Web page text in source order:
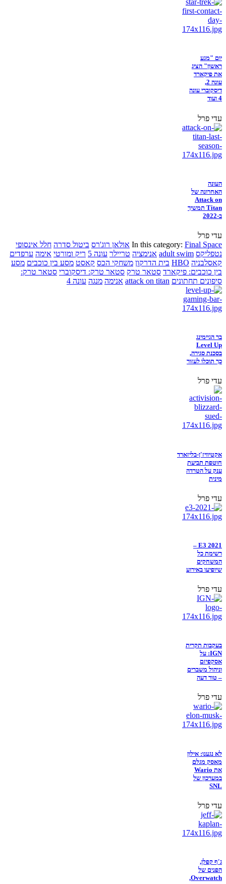
יום "מגע
ראשון" הציג
את פיקארד
עונה 2,
דיסקוברי עונה
4 ועוד
עדי פרל
העונה
האחרונה של
Attack on
Titan תמשיך
ב-2022
עדי פרל
In this category: Final Space אולאן רוג'רס ביטול סדרה חלל אינסופי
נטפליקס adult swim אנימציה טריילר עונה 5 ריק ומורטי אימה ערפדים
קאסלבניה HBO בית הדרקון משחקי הכס קאסט מסע בין כוכבים מסע
בין כוכבים: פיקארד סטאר טרק סטאר טרק: דיסקוברי סטאר טרק:
סיפונים תחתונים attack on titan אנימה מנגה עונה 4
בר הגיימינג
Level Up
בסכנת סגירה,
כך תוכלו לעזור
עדי פרל
אקטיוויז'ן-בליזארד
חוטפת תביעת
ענק על הטרדה
מינית
עדי פרל
E3 2021 –
רשימת כל
המשחקים
שיופיעו באירוע
עדי פרל
בעקבות תקרית
IGN: על
אסקפיזם
וניהול משברים
– טור דעה
עדי פרל
לא נגענו: אילון
מאסק מגלם
את Wario
במערכון של
SNL
עדי פרל
ג'ף קפלן,
הפנים של
Overwatch,